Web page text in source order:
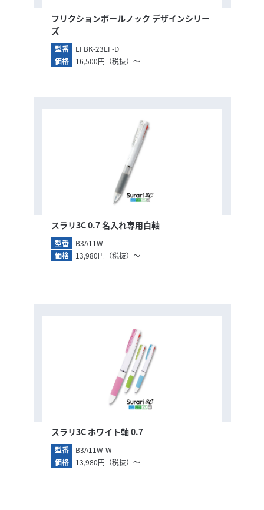
フリクションボールノック デザインシリー
ズ
型番
LFBK-23EF-D
価格
16,500円（税抜）～
スラリ3C 0.7 名入れ専用白軸
型番
B3A11W
価格
13,980円（税抜）～
スラリ3C ホワイト軸 0.7
型番
B3A11W-W
価格
13,980円（税抜）～